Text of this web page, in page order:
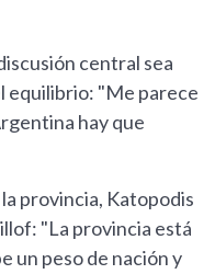
central sea
equilibrio: "Me parece
hay que
provincia, Katopodis
"La provincia está
un peso de nación y